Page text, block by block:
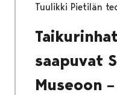
Tuulikki Pietilän
saapuvat
Museoon